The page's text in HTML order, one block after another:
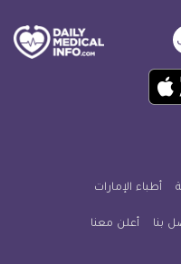
ديلي
ميديكال
انفو
أطباء الإمارات
بنا أعلن معنا